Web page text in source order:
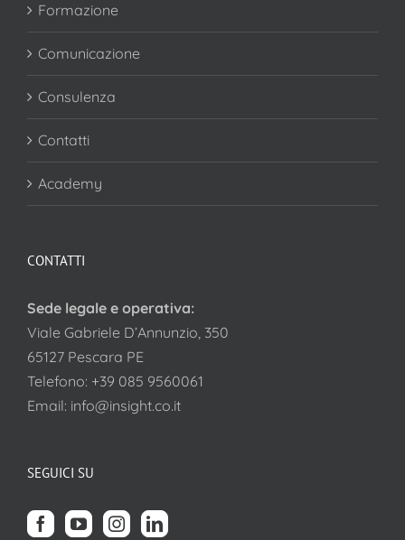
Formazione
Comunicazione
Consulenza
Contatti
Academy
CONTATTI
Sede legale e operativa:
Viale Gabriele D’Annunzio, 350
65127 Pescara PE
Telefono: +39 085 9560061
Email: info@insight.co.it
SEGUICI SU